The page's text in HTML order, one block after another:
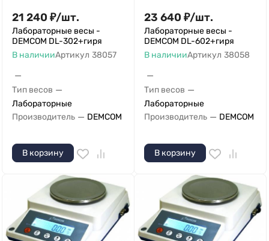
21 240 ₽/шт.
Лабораторные весы -
DEMCOM DL-302+гиря
В наличииАртикул 38057
—
Тип весов —
Лабораторные
Производитель — DEMCOM
В корзину
23 640 ₽/шт.
Лабораторные весы -
DEMCOM DL-602+гиря
В наличииАртикул 38058
—
Тип весов —
Лабораторные
Производитель — DEMCOM
В корзину